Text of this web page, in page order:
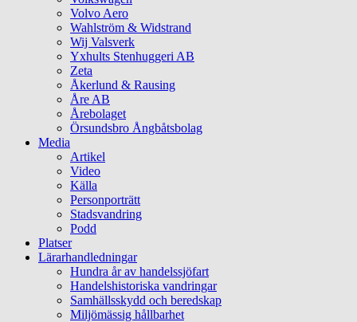
Volvo Aero
Wahlström & Widstrand
Wij Valsverk
Yxhults Stenhuggeri AB
Zeta
Åkerlund & Rausing
Åre AB
Årebolaget
Örsundsbro Ångbåtsbolag
Media
Artikel
Video
Källa
Personporträtt
Stadsvandring
Podd
Platser
Lärarhandledningar
Hundra år av handelssjöfart
Handelshistoriska vandringar
Samhällsskydd och beredskap
Miljömässig hållbarhet